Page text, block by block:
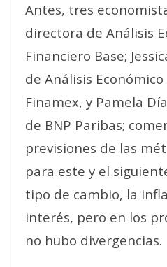
Antes, tres
directora de Análisis
Financiero Base;
de Análisis
Finamex, y Pamela
de BNP Paribas;
previsiones de las
para este y el
tipo de cambio, la
interés, pero en los
no hubo divergencias.